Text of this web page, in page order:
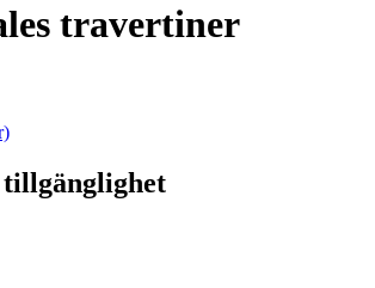
travertiner